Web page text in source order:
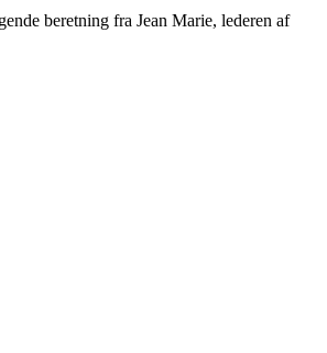
beretning fra Jean Marie, lederen af